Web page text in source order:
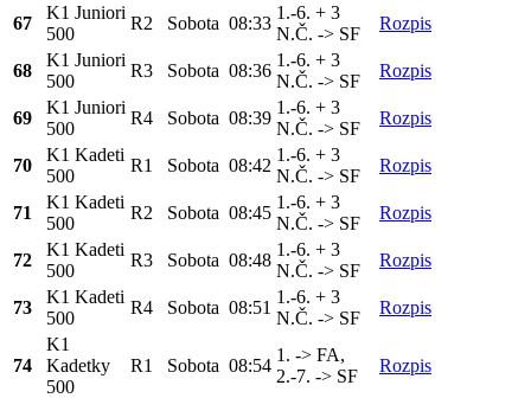
67
K1 Juniori
500
R2 Sobota 08:33
1.-6. + 3
N.Č. -> SF
Rozpis
68
K1 Juniori
500
R3 Sobota 08:36
1.-6. + 3
N.Č. -> SF
Rozpis
69
K1 Juniori
500
R4 Sobota 08:39
1.-6. + 3
N.Č. -> SF
Rozpis
70
K1 Kadeti
500
R1 Sobota 08:42
1.-6. + 3
N.Č. -> SF
Rozpis
71
K1 Kadeti
500
R2 Sobota 08:45
1.-6. + 3
N.Č. -> SF
Rozpis
72
K1 Kadeti
500
R3 Sobota 08:48
1.-6. + 3
N.Č. -> SF
Rozpis
73
K1 Kadeti
500
R4 Sobota 08:51
1.-6. + 3
N.Č. -> SF
Rozpis
74
K1
Kadetky
500
R1 Sobota 08:54
1. -> FA,
2.-7. -> SF
Rozpis